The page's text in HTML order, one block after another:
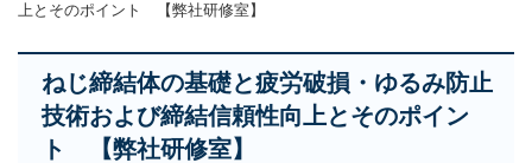
上とそのポイント 【弊社研修室】
ねじ締結体の基礎と疲労破損・ゆるみ防止
技術および締結信頼性向上とそのポイン
ト 【弊社研修室】